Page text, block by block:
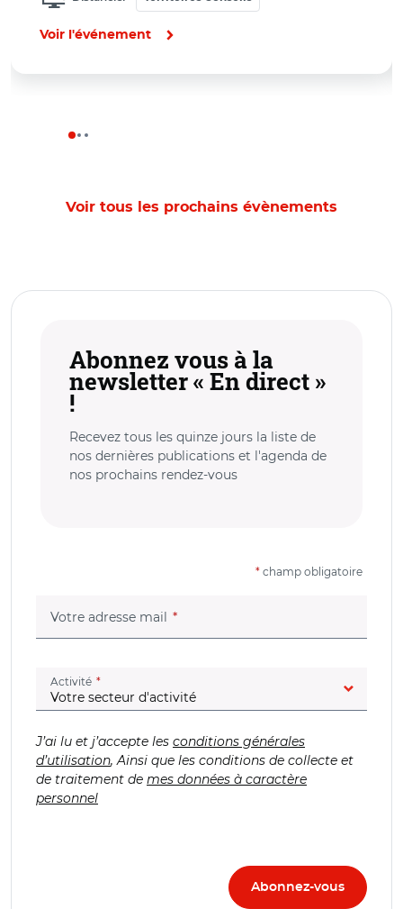
Voir l'événement
Voir tous les prochains évènements
Abonnez vous à la
newsletter « En direct »
!
Recevez tous les quinze jours la liste de
nos dernières publications et l'agenda de
nos prochains rendez-vous
* champ obligatoire
Votre adresse mail (champ obligatoire)
Activité (champ obligatoire)
J’ai lu et j’accepte les conditions générales
d’utilisation, Ainsi que les conditions de collecte et
de traitement de mes données à caractère
personnel